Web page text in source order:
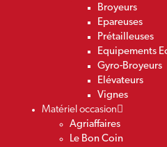
Broyeurs
Epareuses
Prétailleuses
Equipements
Gyro-Broyeurs
Elévateurs
Vignes
Matériel occasion
Agriaffaires
Le Bon Coin